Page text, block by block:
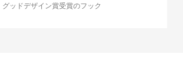
グッドデザイン賞受賞のフック